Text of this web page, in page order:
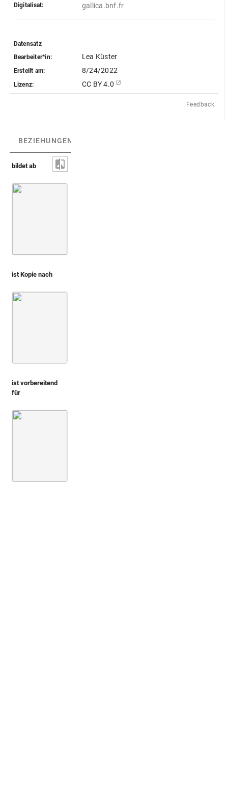
Digitalisat: gallica.bnf.fr
Datensatz
Bearbeiter*in:
Lea Küster
Erstellt am: 8/24/2022
Lizenz: CC BY 4.0
Feedback
BEZIEHUNGEN
bildet ab
ist Kopie nach
ist vorbereitend
für